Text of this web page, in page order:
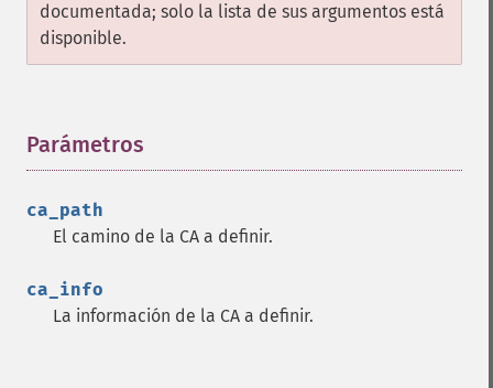
documentada; solo la lista de sus argumentos está
disponible.
Parámetros
ca_path
El camino de la CA a definir.
ca_info
La información de la CA a definir.